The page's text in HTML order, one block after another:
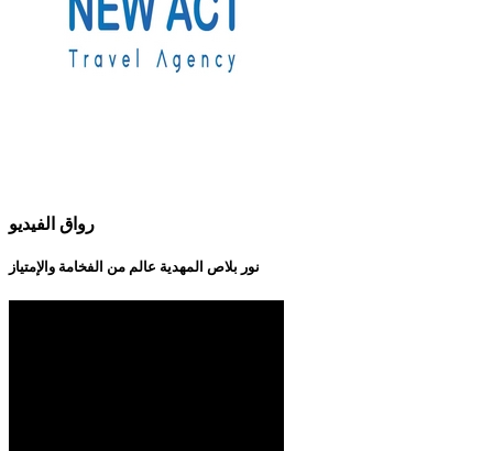
رواق الفيديو
نور بلاص المهدية عالم من الفخامة والإمتياز